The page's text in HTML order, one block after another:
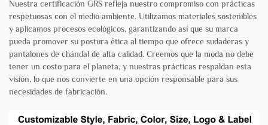
Nuestra certificación GRS refleja nuestro compromiso con prácticas
respetuosas con el medio ambiente. Utilizamos materiales sostenibles
y aplicamos procesos ecológicos, garantizando así que su marca
pueda promover su postura ética al tiempo que ofrece sudaderas y
pantalones de chándal de alta calidad. Creemos que la moda no debe
tener un costo para el planeta, y nuestras prácticas respaldan esta
visión, lo que nos convierte en una opción responsable para sus
necesidades de fabricación.